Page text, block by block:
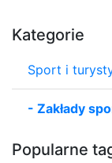
Kategorie
Sport i
- Zakłady
Popularne